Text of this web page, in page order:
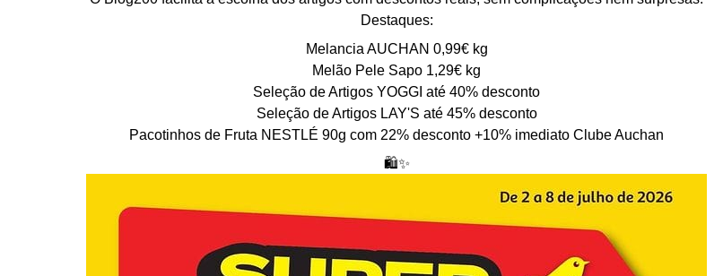
Destaques:
Melancia AUCHAN 0,99€ kg
Melão Pele Sapo 1,29€ kg
Seleção de Artigos YOGGI até 40% desconto
Seleção de Artigos LAY'S até 45% desconto
Pacotinhos de Fruta NESTLÉ 90g com 22% desconto +10% imediato Clube Auchan
🛍️✨